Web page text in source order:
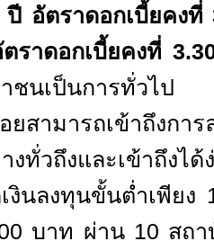
ปี อัตราดอกเบี้ยคงที่
ราดอกเบี้ยคงที่
าชนเป็นการทั่วไป
ยสามารถเข้าถึงกา
งทั่วถึงและเข้าถึงไ
งินลงทุนขั้นต่ำเพียง
บาท ผ่าน 10 สถ